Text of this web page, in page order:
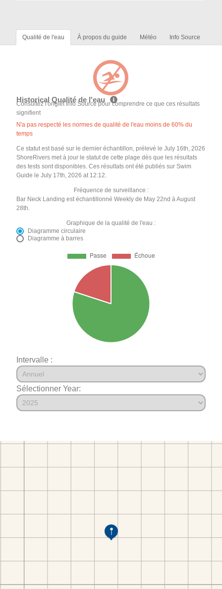
Qualité de l'eau À propos du guide Météo Info Source
Historical Qualité de l'eau
Consultez l'onglet Info Source pour comprendre ce que ces résultats
signifient
N'a pas respecté les normes de qualité de l'eau moins de 60% du
temps
Ce statut est basé sur le dernier échantillon, prélevé le July 16th, 2026
ShoreRivers met à jour le statut de cette plage dès que les résultats
des tests sont disponibles. Ces résultats ont été publiés sur Swim
Guide le July 17th, 2026 at 12:12.
Fréquence de surveillance :
Bar Neck Landing est échantillonné Weekly de May 22nd à August
28th.
Graphique de la qualité de l'eau :
Diagramme circulaire
Diagramme à barres
Intervalle :
Sélectionner Year: